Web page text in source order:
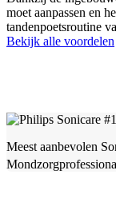
moet aanpassen en
tandenpoetsroutine
Bekijk alle voordelen
Meest aanbevolen